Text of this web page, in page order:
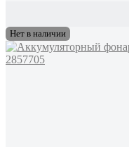
Нет в наличии